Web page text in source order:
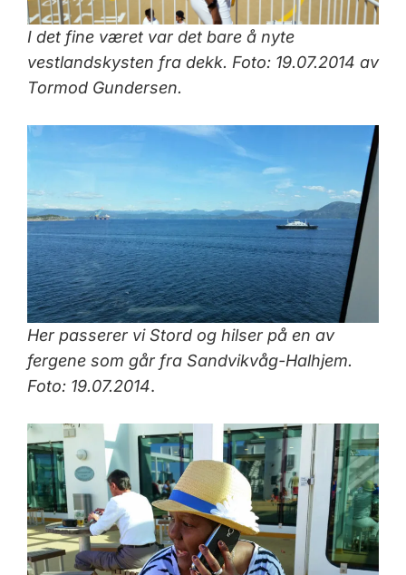
I det fine været var det bare å nyte
vestlandskysten fra dekk. Foto: 19.07.2014 av
Tormod Gundersen.
Her passerer vi Stord og hilser på en av
fergene som går fra Sandvikvåg-Halhjem.
Foto: 19.07.2014.